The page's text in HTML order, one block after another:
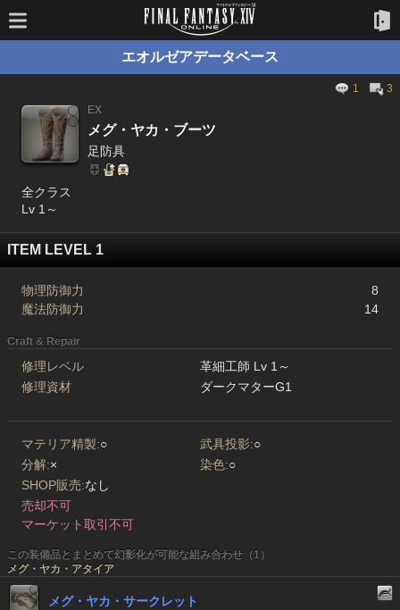
エオルゼアデータベース
1
3
EX
メグ・ヤカ・ブーツ
足防具
全クラス
Lv 1～
ITEM LEVEL 1
物理防御力
8
魔法防御力
14
Craft & Repair
修理レベル
革細工師 Lv 1～
修理資材
ダークマターG1
マテリア精製:○ 武具投影:○
分解:× 染色:○
SHOP販売:なし
売却不可
マーケット取引不可
この装備品とまとめて幻影化が可能な組み合わせ（1）
メグ・ヤカ・アタイア
メグ・ヤカ・サークレット